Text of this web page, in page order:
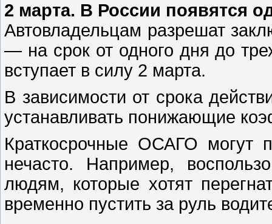
2 марта. В России появятся
Автовладельцам разрешат
— на срок от одного дня до
вступает в силу 2 марта.
В зависимости от срока
устанавливать понижающие
Краткосрочные ОСАГО могут
нечасто. Например,
людям, которые хотят
временно пустить за руль